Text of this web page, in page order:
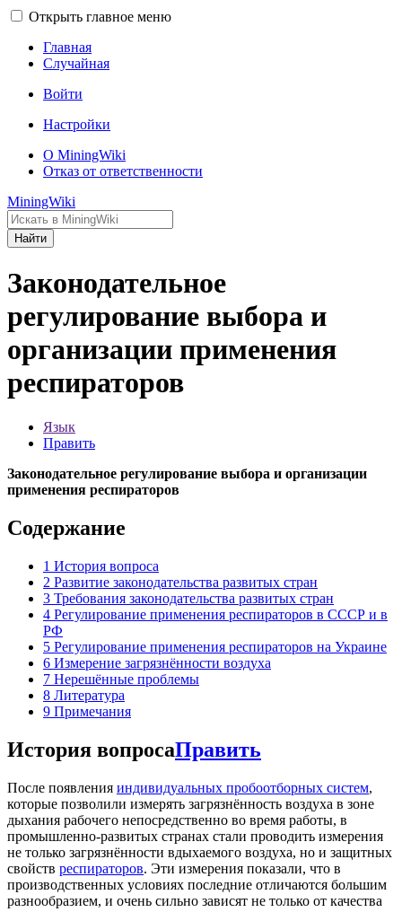
Открыть главное меню
Главная
Случайная
Войти
Настройки
О MiningWiki
Отказ от ответственности
MiningWiki
Найти
Законодательное
регулирование выбора и
организации применения
респираторов
Язык
Править
Законодательное регулирование выбора и организации
применения респираторов
Содержание
1 История вопроса
2 Развитие законодательства развитых стран
3 Требования законодательства развитых стран
4 Регулирование применения респираторов в СССР и в
РФ
5 Регулирование применения респираторов на Украине
6 Измерение загрязнённости воздуха
7 Нерешённые проблемы
8 Литература
9 Примечания
История вопросаПравить
После появления индивидуальных пробоотборных систем,
которые позволили измерять загрязнённость воздуха в зоне
дыхания рабочего непосредственно во время работы, в
промышленно-развитых странах стали проводить измерения
не только загрязнённости вдыхаемого воздуха, но и защитных
свойств респираторов. Эти измерения показали, что в
производственных условиях последние отличаются большим
разнообразием, и очень сильно зависят не только от качества